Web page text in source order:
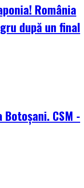
România
după un final
CSM -